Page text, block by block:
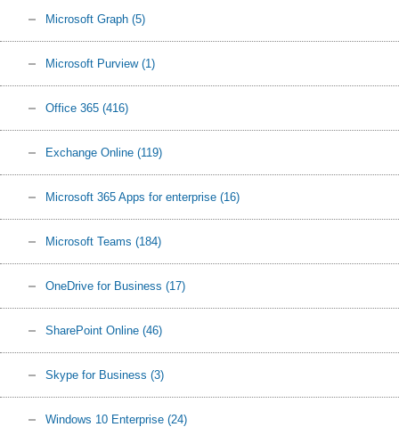
Microsoft Graph (5)
Microsoft Purview (1)
Office 365 (416)
Exchange Online (119)
Microsoft 365 Apps for enterprise (16)
Microsoft Teams (184)
OneDrive for Business (17)
SharePoint Online (46)
Skype for Business (3)
Windows 10 Enterprise (24)